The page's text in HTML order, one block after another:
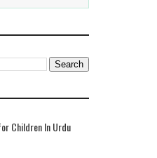
Children In Urdu